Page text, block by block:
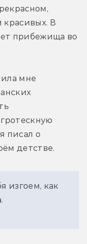
В
прибежища во
мне
писал о
детстве.
изгоем, как